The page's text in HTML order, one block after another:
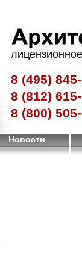
8 (495)
8 (812)
8 (800)
Новости